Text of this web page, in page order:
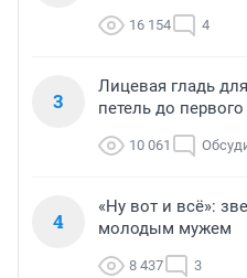
16 154 4
3
Лицевая гладь
петель до
10 061
4
«Ну вот и всё»:
молодым мужем
8 437 3